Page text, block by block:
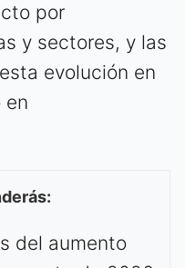
por
y sectores, y las
evolución en
en
del aumento